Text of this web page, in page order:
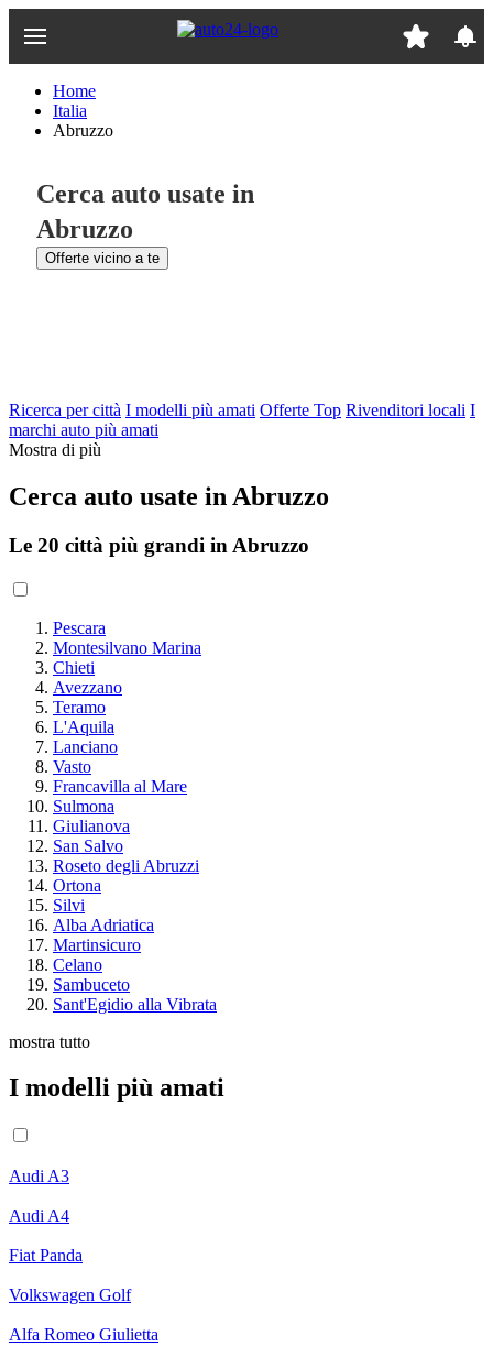
Home
Italia
Abruzzo
Cerca auto usate in
Abruzzo
Offerte vicino a te
Ricerca per città I modelli più amati Offerte Top Rivenditori locali I
marchi auto più amati
Mostra di più
Cerca auto usate in Abruzzo
Le 20 città più grandi in Abruzzo
Pescara
Montesilvano Marina
Chieti
Avezzano
Teramo
L'Aquila
Lanciano
Vasto
Francavilla al Mare
Sulmona
Giulianova
San Salvo
Roseto degli Abruzzi
Ortona
Silvi
Alba Adriatica
Martinsicuro
Celano
Sambuceto
Sant'Egidio alla Vibrata
mostra tutto
I modelli più amati
Audi A3
Audi A4
Fiat Panda
Volkswagen Golf
Alfa Romeo Giulietta